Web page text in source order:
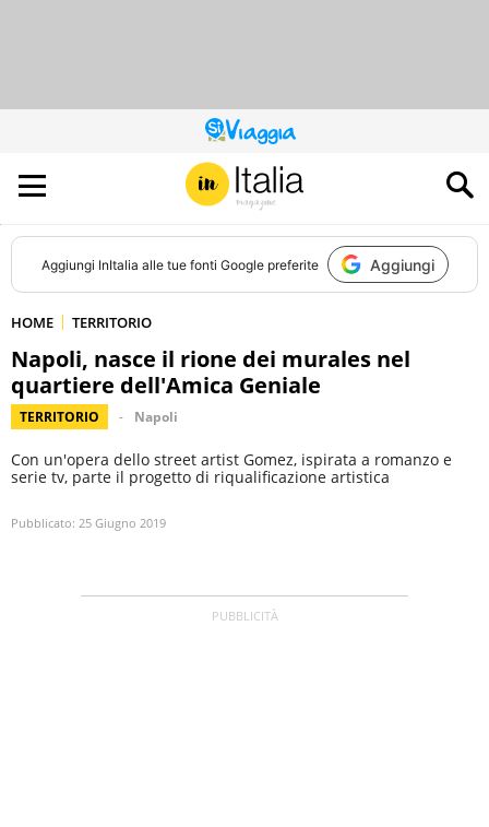
QUESTO
SITO
CONTRIBUISCE
ALL’AUDIENCE
DI
Aggiungi InItalia alle tue fonti Google preferite Aggiungi
HOME TERRITORIO
Napoli, nasce il rione dei murales nel
quartiere dell'Amica Geniale
TERRITORIO Napoli
Con un'opera dello street artist Gomez, ispirata a romanzo e
serie tv, parte il progetto di riqualificazione artistica
Pubblicato: 25 Giugno 2019